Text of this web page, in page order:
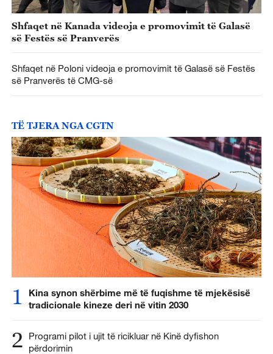
Shfaqet në Kanada videoja e promovimit të Galasë
së Festës së Pranverës
Shfaqet në Poloni videoja e promovimit të Galasë së Festës
së Pranverës të CMG-së
TË TJERA NGA CGTN
1
Kina synon shërbime më të fuqishme të mjekësisë
tradicionale kineze deri në vitin 2030
2
Programi pilot i ujit të ricikluar në Kinë dyfishon
përdorimin